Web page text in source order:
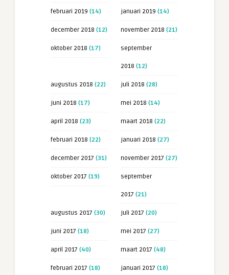
februari 2019 (14) januari 2019 (14)
december 2018 (12) november 2018 (21)
oktober 2018 (17) september
2018 (12)
augustus 2018 (22) juli 2018 (28)
juni 2018 (17) mei 2018 (14)
april 2018 (23) maart 2018 (22)
februari 2018 (22) januari 2018 (27)
december 2017 (31) november 2017 (27)
oktober 2017 (19) september
2017 (21)
augustus 2017 (30) juli 2017 (20)
juni 2017 (18) mei 2017 (27)
april 2017 (40) maart 2017 (48)
februari 2017 (18) januari 2017 (18)